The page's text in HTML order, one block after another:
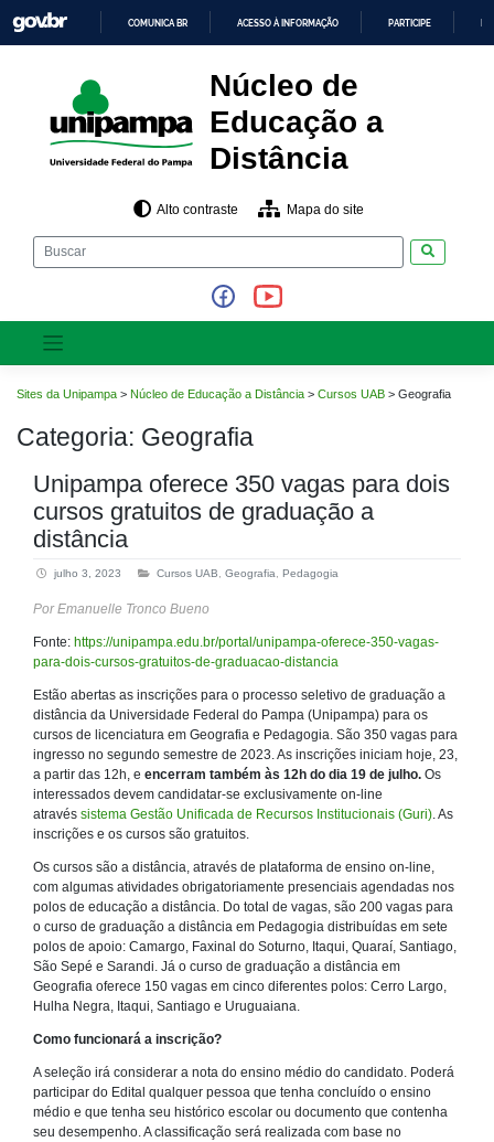
para
o
O
CONTEÚDO
COMUNICA BR ACESSO À INFORMAÇÃO PARTICIPE
Núcleo de
Educação a
Distância
Alto contraste Mapa do site
Sites da Unipampa > Núcleo de Educação a Distância > Cursos UAB > Geografia
Categoria: Geografia
Unipampa oferece 350 vagas para dois
cursos gratuitos de graduação a
distância
julho 3, 2023 Cursos UAB Geografia Pedagogia
Por Emanuelle Tronco Bueno
Fonte: https://unipampa.edu.br/portal/unipampa-oferece-350-vagas-
para-dois-cursos-gratuitos-de-graduacao-distancia
Estão abertas as inscrições para o processo seletivo de graduação a
distância da Universidade Federal do Pampa (Unipampa) para os
cursos de licenciatura em Geografia e Pedagogia. São 350 vagas para
ingresso no segundo semestre de 2023. As inscrições iniciam hoje, 23,
a partir das 12h, e encerram também às 12h do dia 19 de julho. Os
interessados devem candidatar-se exclusivamente on-line
através sistema Gestão Unificada de Recursos Institucionais (Guri). As
inscrições e os cursos são gratuitos.
Os cursos são a distância, através de plataforma de ensino on-line,
com algumas atividades obrigatoriamente presenciais agendadas nos
polos de educação a distância. Do total de vagas, são 200 vagas para
o curso de graduação a distância em Pedagogia distribuídas em sete
polos de apoio: Camargo, Faxinal do Soturno, Itaqui, Quaraí, Santiago,
São Sepé e Sarandi. Já o curso de graduação a distância em
Geografia oferece 150 vagas em cinco diferentes polos: Cerro Largo,
Hulha Negra, Itaqui, Santiago e Uruguaiana.
Como funcionará a inscrição?
A seleção irá considerar a nota do ensino médio do candidato. Poderá
participar do Edital qualquer pessoa que tenha concluído o ensino
médio e que tenha seu histórico escolar ou documento que contenha
seu desempenho. A classificação será realizada com base no